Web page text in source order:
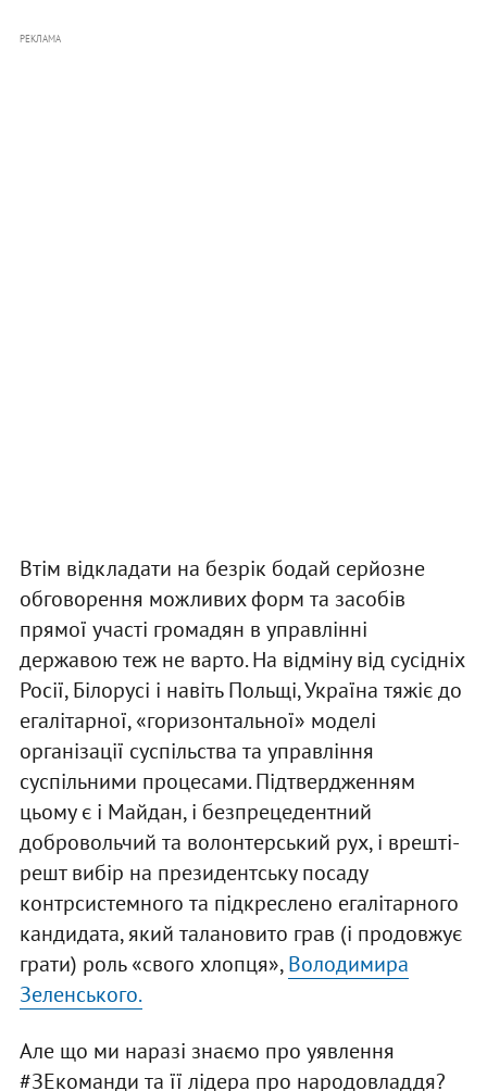
РЕКЛАМА
Втім відкладати на безрік бодай серйозне
обговорення можливих форм та засобів
прямої участі громадян в управлінні
державою теж не варто. На відміну від сусідніх
Росії, Білорусі і навіть Польщі, Україна тяжіє до
егалітарної, «горизонтальної» моделі
організації суспільства та управління
суспільними процесами. Підтвердженням
цьому є і Майдан, і безпрецедентний
добровольчий та волонтерський рух, і врешті-
решт вибір на президентську посаду
контрсистемного та підкреслено егалітарного
кандидата, який талановито грав (і продовжує
грати) роль «свого хлопця»,Володимира
Зеленського.
Але що ми наразі знаємо про уявлення
#ЗЕкоманди та її лідера про народовладдя?